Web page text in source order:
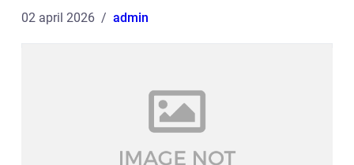
02 april 2026 admin